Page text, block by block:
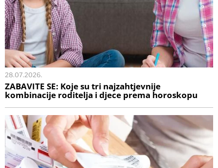
28.07.2026.
ZABAVITE SE: Koje su tri najzahtjevnije
kombinacije roditelja i djece prema horoskopu